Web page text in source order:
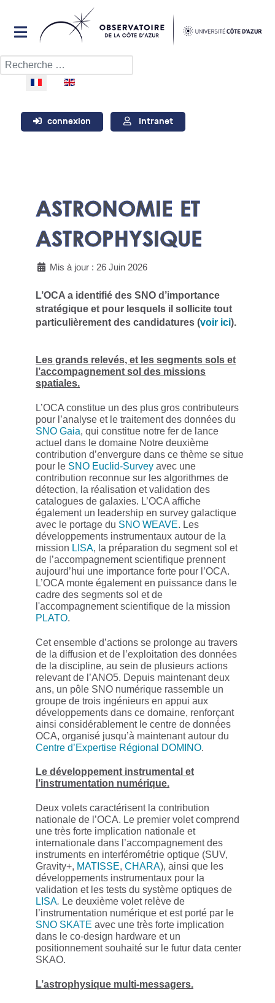
Rechercher
Sélectionnez votre langue
connexion Intranet
ASTRONOMIE ET
ASTROPHYSIQUE
Mis à jour : 26 Juin 2026
L’OCA a identifié des SNO d’importance
stratégique et pour lesquels il sollicite tout
particulièrement des candidatures (voir ici).
Les grands relevés, et les segments sols et
l’accompagnement sol des missions
spatiales.
L’OCA constitue un des plus gros contributeurs
pour l’analyse et le traitement des données du
SNO Gaia, qui constitue notre fer de lance
actuel dans le domaine Notre deuxième
contribution d’envergure dans ce thème se situe
pour le SNO Euclid-Survey avec une
contribution reconnue sur les algorithmes de
détection, la réalisation et validation des
catalogues de galaxies. L’OCA affiche
également un leadership en survey galactique
avec le portage du SNO WEAVE. Les
développements instrumentaux autour de la
mission LISA, la préparation du segment sol et
de l’accompagnement scientifique prennent
aujourd’hui une importance forte pour l’OCA.
L’OCA monte également en puissance dans le
cadre des segments sol et de
l'accompagnement scientifique de la mission
PLATO.
Cet ensemble d’actions se prolonge au travers
de la diffusion et de l’exploitation des données
de la discipline, au sein de plusieurs actions
relevant de l’ANO5. Depuis maintenant deux
ans, un pôle SNO numérique rassemble un
groupe de trois ingénieurs en appui aux
développements dans ce domaine, renforçant
ainsi considérablement le centre de données
OCA, organisé jusqu’à maintenant autour du
Centre d’Expertise Régional DOMINO.
Le développement instrumental et
l’instrumentation numérique.
Deux volets caractérisent la contribution
nationale de l’OCA. Le premier volet comprend
une très forte implication nationale et
internationale dans l’accompagnement des
instruments en interférométrie optique (SUV,
Gravity+, MATISSE, CHARA), ainsi que les
développements instrumentaux pour la
validation et les tests du système optiques de
LISA. Le deuxième volet relève de
l’instrumentation numérique et est porté par le
SNO SKATE avec une très forte implication
dans le co-design hardware et un
positionnement souhaité sur le futur data center
SKAO.
L’astrophysique multi-messagers.